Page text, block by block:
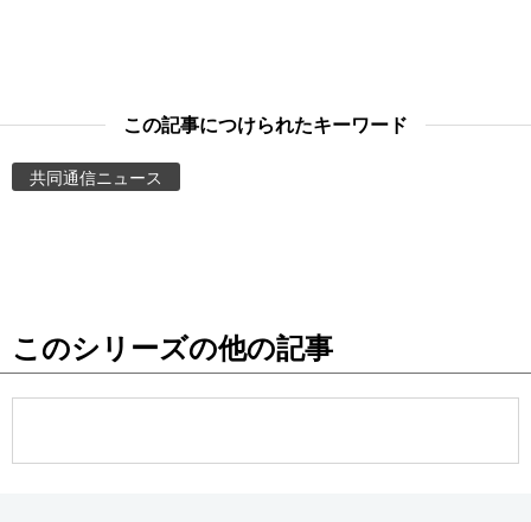
お知らせ
この記事につけられたキーワード
共同通信ニュース
このシリーズの他の記事